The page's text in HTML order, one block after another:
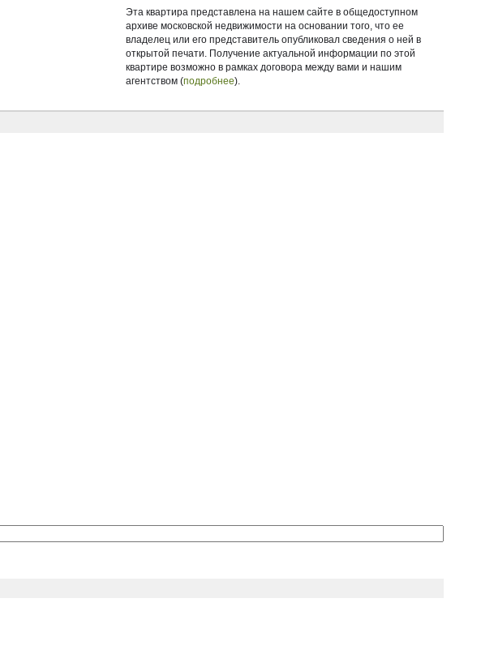
Эта квартира представлена на нашем сайте в общедоступном
архиве московской недвижимости на основании того, что ее
владелец или его представитель опубликовал сведения о ней в
открытой печати. Получение актуальной информации по этой
квартире возможно в рамках договора между вами и нашим
агентством (подробнее).